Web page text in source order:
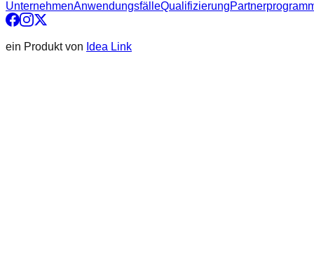
UnternehmenAnwendungsfälleQualifizierung
ein Produkt von Idea Link